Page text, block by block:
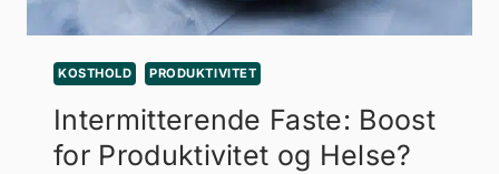
KOSTHOLD PRODUKTIVITET
Intermitterende Faste: Boost
for Produktivitet og Helse?